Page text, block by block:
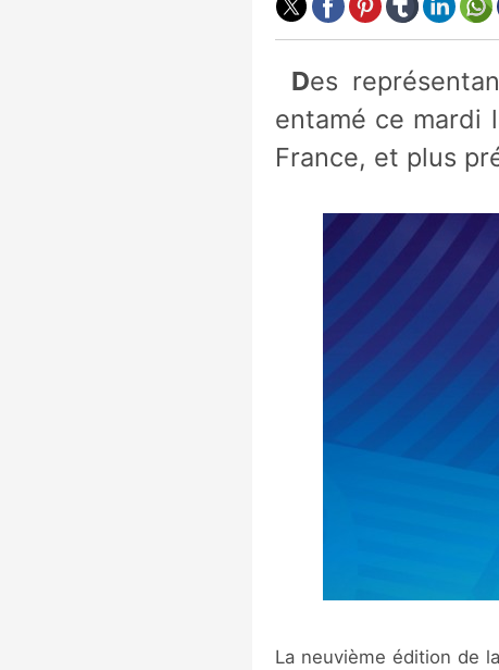
Des représentants de la FIFA et du Comité Local d'Organisation ont
entamé ce mardi
France, et plus
La neuvième édition de la